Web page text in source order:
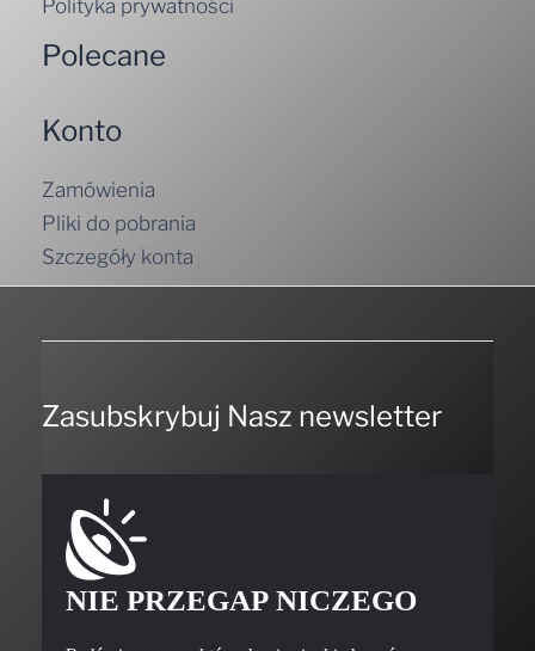
Polityka prywatności
Polecane
Konto
Zamówienia
Pliki do pobrania
Szczegóły konta
Zasubskrybuj Nasz newsletter
NIE PRZEGAP NICZEGO